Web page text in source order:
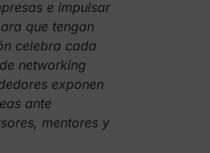
e impulsar
que tengan
celebra cada
networking
exponen
ante
mentores y